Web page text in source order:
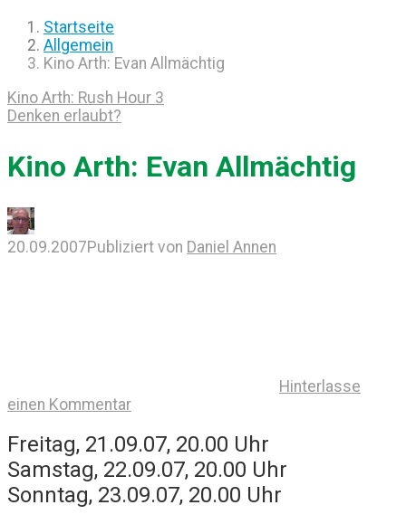
Startseite
Allgemein
Kino Arth: Evan Allmächtig
Kino Arth: Rush Hour 3
Denken erlaubt?
Kino Arth: Evan Allmächtig
20.09.2007Publiziert von Daniel Annen
Hinterlasse
einen Kommentar
Freitag, 21.09.07, 20.00 Uhr
Samstag, 22.09.07, 20.00 Uhr
Sonntag, 23.09.07, 20.00 Uhr